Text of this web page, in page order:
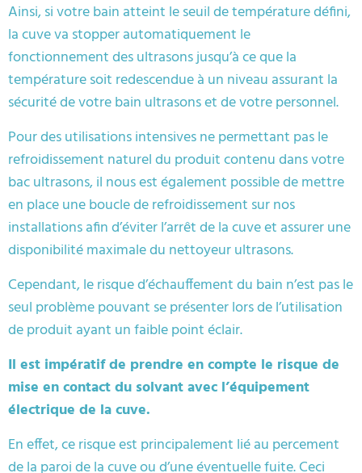
Ainsi, si votre bain atteint le seuil de température défini,
la cuve va stopper automatiquement le
fonctionnement des ultrasons jusqu’à ce que la
température soit redescendue à un niveau assurant la
sécurité de votre bain ultrasons et de votre personnel.
Pour des utilisations intensives ne permettant pas le
refroidissement naturel du produit contenu dans votre
bac ultrasons, il nous est également possible de mettre
en place une boucle de refroidissement sur nos
installations afin d’éviter l’arrêt de la cuve et assurer une
disponibilité maximale du nettoyeur ultrasons.
Cependant, le risque d’échauffement du bain n’est pas le
seul problème pouvant se présenter lors de l’utilisation
de produit ayant un faible point éclair.
Il est impératif de prendre en compte le risque de
mise en contact du solvant avec l’équipement
électrique de la cuve.
En effet, ce risque est principalement lié au percement
de la paroi de la cuve ou d’une éventuelle fuite. Ceci